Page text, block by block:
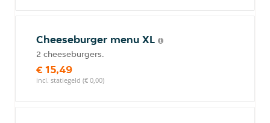
Cheeseburger menu XL
2 cheeseburgers.
€ 15,49
incl. statiegeld (€ 0,00)